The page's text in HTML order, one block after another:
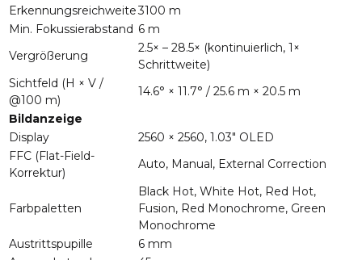
Erkennungsreichweite3100 m
Min. Fokussierabstand 6 m
Vergrößerung
2.5× – 28.5× (kontinuierlich, 1×
Schrittweite)
Sichtfeld (H × V /
@100 m)
14.6° × 11.7° / 25.6 m × 20.5 m
Bildanzeige
Display
2560 × 2560, 1.03″ OLED
FFC (Flat-Field-
Korrektur)
Auto, Manual, External Correction
Farbpaletten
Black Hot, White Hot, Red Hot,
Fusion, Red Monochrome, Green
Monochrome
Austrittspupille
6 mm